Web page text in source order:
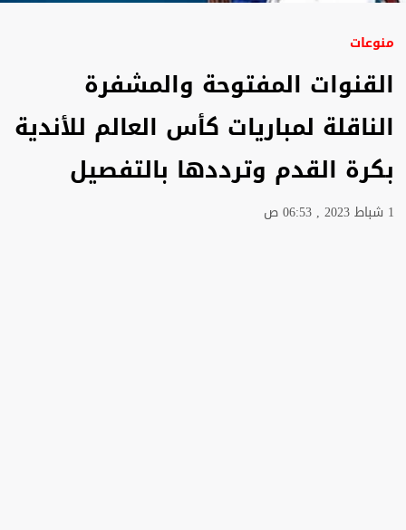
منوعات
القنوات المفتوحة والمشفرة
الناقلة لمباريات كأس العالم للأندية
بكرة القدم وترددها بالتفصيل
1 شباط 2023 , 06:53 ص